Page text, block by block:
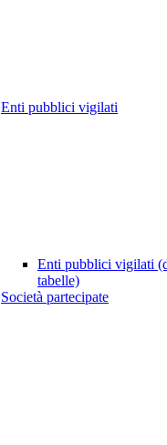
Enti pubblici vigilati
Enti pubblici vigilati
tabelle)
Società partecipate